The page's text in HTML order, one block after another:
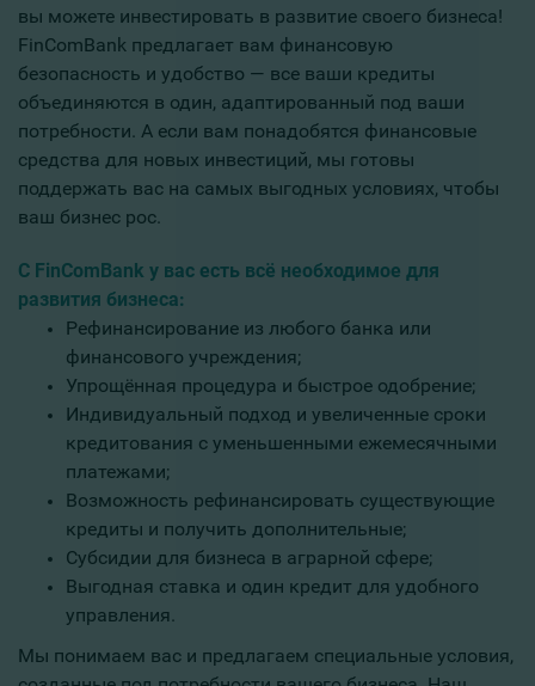
вы можете инвестировать в развитие своего бизнеса!
FinComBank предлагает вам финансовую
безопасность и удобство — все ваши кредиты
объединяются в один, адаптированный под ваши
потребности. А если вам понадобятся финансовые
средства для новых инвестиций, мы готовы
поддержать вас на самых выгодных условиях, чтобы
ваш бизнес рос.
С FinComBank у вас есть всё необходимое для
развития бизнеса:
Рефинансирование из любого банка или
финансового учреждения;
Упрощённая процедура и быстрое одобрение;
Индивидуальный подход и увеличенные сроки
кредитования с уменьшенными ежемесячными
платежами;
Возможность рефинансировать существующие
кредиты и получить дополнительные;
Субсидии для бизнеса в аграрной сфере;
Выгодная ставка и один кредит для удобного
управления.
Мы понимаем вас и предлагаем специальные условия,